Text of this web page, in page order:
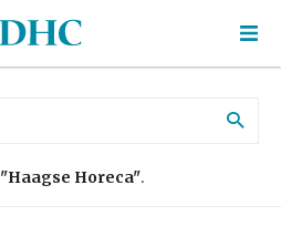
"Haagse Horeca".